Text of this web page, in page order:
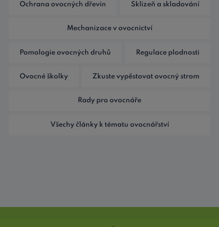
Ochrana ovocných dřevin Sklizeň a skladování
Mechanizace v ovocnictví
Pomologie ovocných druhů Regulace plodnosti
Ovocné školky Zkuste vypěstovat ovocný strom
Rady pro ovocnáře
Všechy články k tématu ovocnářství